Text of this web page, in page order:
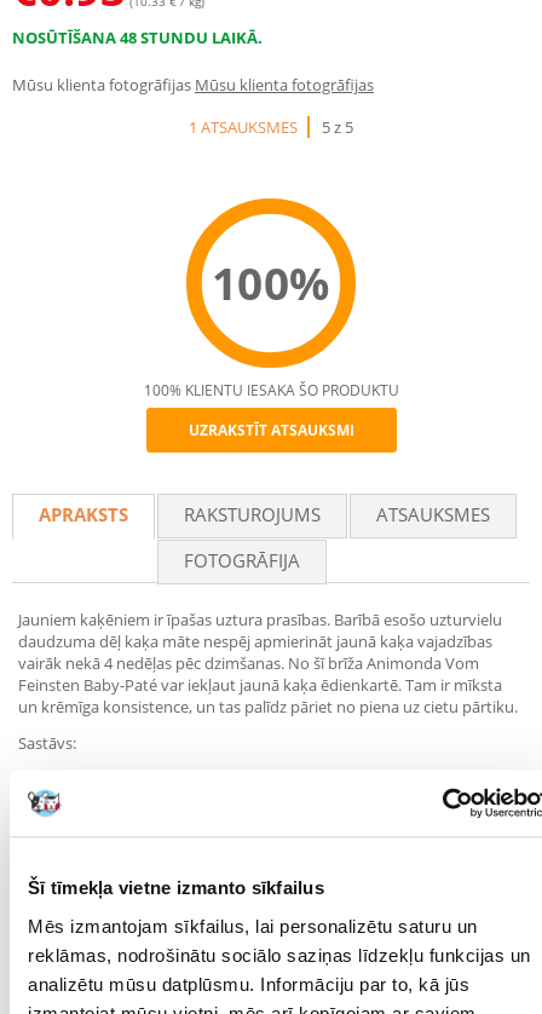
Šī tīmekļa vietne izmanto sīkfailus
Mēs izmantojam sīkfailus, lai personalizētu saturu un
reklāmas, nodrošinātu sociālo saziņas līdzekļu funkcijas un
analizētu mūsu datplūsmu. Informāciju par to, kā jūs
NOSŪTĪŠANA 48 STUNDU LAIKĀ.
Mūsu klienta fotogrāfijas Mūsu klienta fotogrāfijas
1 ATSAUKSMES
5 z 5
100%
Recommend
100% KLIENTU IESAKA ŠO PRODUKTU
UZRAKSTĪT ATSAUKSMI
APRAKSTS RAKSTUROJUMS
ATSAUKSMES
FOTOGRĀFIJA
Jauniem kaķēniem ir īpašas uztura prasības. Barībā esošo uzturvielu
daudzuma dēļ kaķa māte nespēj apmierināt jaunā kaķa vajadzības
vairāk nekā 4 nedēļas pēc dzimšanas. No šī brīža Animonda Vom
Feinsten Baby-Paté var iekļaut jaunā kaķa ēdienkartē. Tam ir mīksta
un krēmīga konsistence, un tas palīdz pāriet no piena uz cietu pārtiku.
Sastāvs:
gaļa un dzīvnieku izcelsmes produkti, zivis un zivju izcelsmes produkti,
minerālvielas.
Uztura bagātinātāji:
D3 vitamīns (200 SV/kg), jods (0,1 mg/kg), varš (0,5 mg/kg), mangāns
(1,4 mg/kg), cinks (5,7 mg/kg).
Parametri